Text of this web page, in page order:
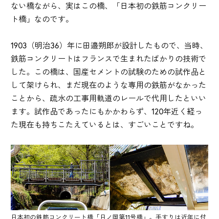
ない橋ながら、実はこの橋、「日本初の鉄筋コンクリー
ト橋」なのです。
1903（明治36）年に田邉朔郎が設計したもので、当時、
鉄筋コンクリートはフランスで生まれたばかりの技術で
した。この橋は、国産セメントの試験のための試作品と
して架けられ、まだ現在のような専用の鉄筋がなかった
ことから、疏水の工事用軌道のレールで代用したといい
ます。試作品であったにもかかわらず、120年近く経っ
た現在も持ちこたえているとは、すごいことですね。
日本初の鉄筋コンクリート橋「日ノ岡第11号橋」。手すりは近年に付